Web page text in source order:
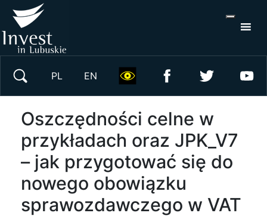
PL EN
Oszczędności celne w
przykładach oraz JPK_V7
– jak przygotować się do
nowego obowiązku
sprawozdawczego w VAT
Wyszukaj w serwisie